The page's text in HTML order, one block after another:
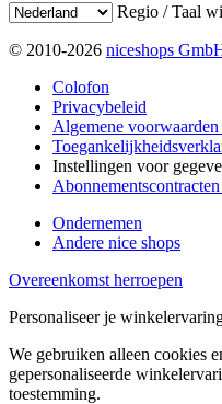
Regio / Taal
© 2010-2026 niceshops
Colofon
Privacybeleid
Algemene
Instellingen voor
Ondernemen
Andere nice shops
Overeenkomst herroepen
Personaliseer je
We gebruiken alleen cookies
gepersonaliseerde
toestemming.